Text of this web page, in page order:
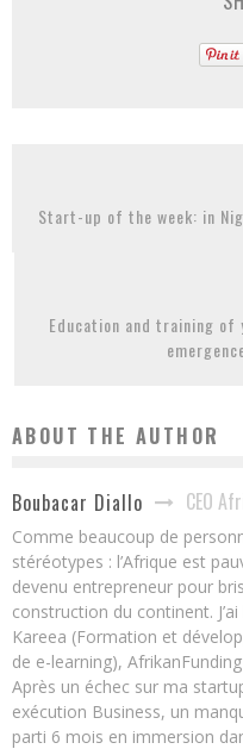
Start-up of the week: in
Education and training
ABOUT THE AUTHOR
Boubacar Diallo CEO
Comme beaucoup de
stéréotypes : l’Afrique est
devenu entrepreneur pour
construction du continent.
Kareea (Formation et
de e-learning),
Après un échec sur ma
exécution Business, un
parti 6 mois en immersion